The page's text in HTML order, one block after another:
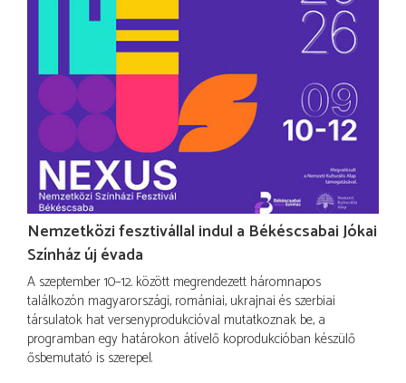
Nemzetközi fesztivállal indul a Békéscsabai Jókai
Színház új évada
A szeptember 10–12. között megrendezett háromnapos
találkozón magyarországi, romániai, ukrajnai és szerbiai
társulatok hat versenyprodukcióval mutatkoznak be, a
programban egy határokon átívelő koprodukcióban készülő
ősbemutató is szerepel.